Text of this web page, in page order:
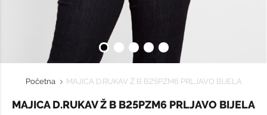
Početna MAJICA D.RUKAV Ž B B25PZM6 PRLJAVO BIJELA
MAJICA D.RUKAV Ž B B25PZM6 PRLJAVO BIJELA